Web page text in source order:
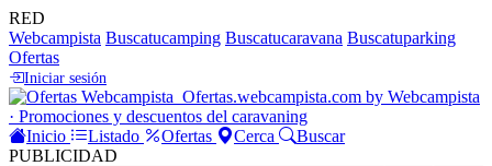
RED
Webcampista Buscatucamping Buscatucaravana Buscatuparking
Ofertas
Iniciar sesión
Ofertas.webcampista.com by Webcampista
· Promociones y descuentos del caravaning
Inicio
Listado Ofertas Cerca
Buscar
PUBLICIDAD